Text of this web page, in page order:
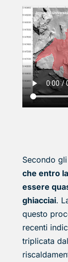
Secondo
che entro
essere
ghiacciai.
questo
recenti
triplicata